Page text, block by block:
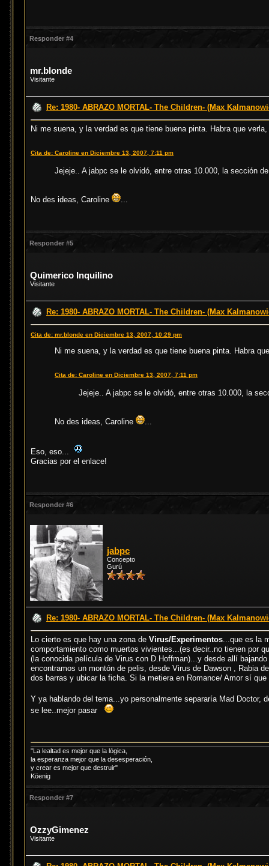
Responder #4
mr.blonde
Visitante
Re: 1980- ABRAZO MORTAL- The Children- (Max
Ni me suena, y la verdad es que tiene buena pinta. Habra que
Cita de: Caroline en Diciembre 13, 2007, 7:11 pm
Jejeje.. A jabpc se le olvidó, entre otras 10.000, la sección
No des ideas, Caroline ...
Responder #5
Quimerico Inquilino
Visitante
Re: 1980- ABRAZO MORTAL- The Children- (Max
Cita de: mr.blonde en Diciembre 13, 2007, 10:29 pm
Ni me suena, y la verdad es que tiene buena pinta. Habra
Cita de: Caroline en Diciembre 13, 2007, 7:11 pm
Jejeje.. A jabpc se le olvidó, entre otras 10.000, la
No des ideas, Caroline
Eso, eso...
Gracias por el enlace!
Responder #6
jabpc
Concepto
Gurú
Re: 1980- ABRAZO MORTAL- The Children- (Max
Lo cierto es que hay una zona de Virus/Experimentos...que es la
comportamiento como muertos vivientes...(es decir..no tienen por
(la conocida película de Virus con D.Hoffman)...y desde allí
encontramos un montón de pelis, desde Virus de Dawson , Rabia
dos barras y ubicar la ficha. Si la metiera en Romance/ Amor sí
Y ya hablando del tema...yo personalmente separaría Mad Doctor,
se lee..mejor pasar
"La lealtad es mejor que la lógica,
la esperanza mejor que la desesperación,
y crear es mejor que destruir"
Köenig
Responder #7
OzzyGimenez
Visitante